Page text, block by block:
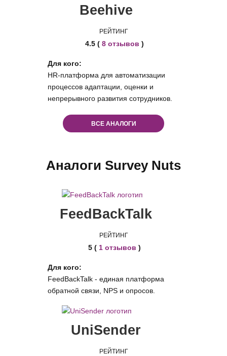
Beehive
РЕЙТИНГ
4.5 ( 8 отзывов )
Для кого:
HR-платформа для автоматизации
процессов адаптации, оценки и
непрерывного развития сотрудников.
ВСЕ АНАЛОГИ
Аналоги Survey Nuts
FeedBackTalk
РЕЙТИНГ
5 ( 1 отзывов )
Для кого:
FeedBackTalk - единая платформа
обратной связи, NPS и опросов.
UniSender
РЕЙТИНГ